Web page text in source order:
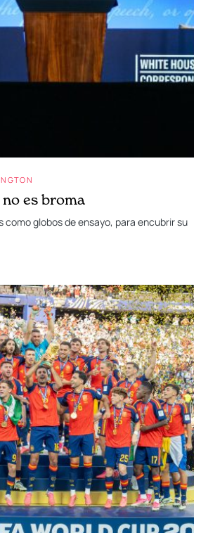
es broma
como globos de ensayo, para encubrir su